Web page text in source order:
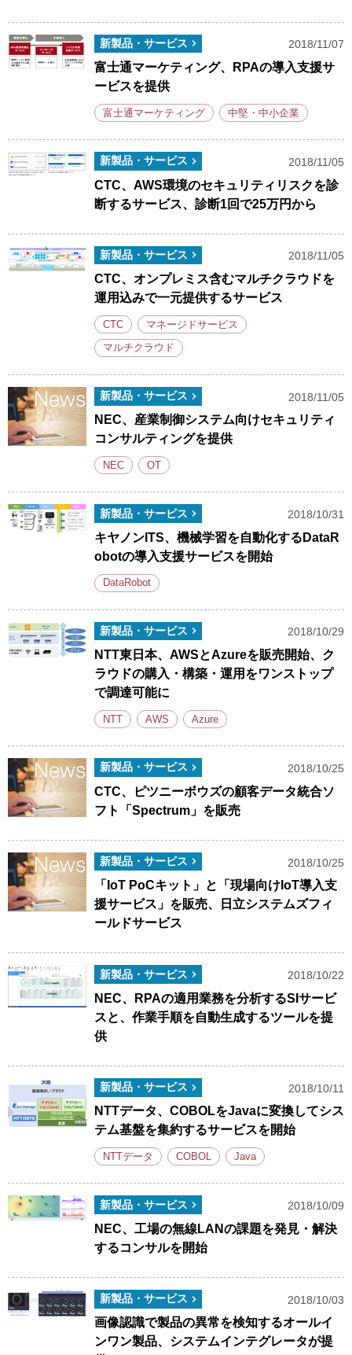
新製品・サービス 2018/11/07
富士通マーケティング、RPAの導入支援サ
ービスを提供
富士通マーケティング 中堅・中小企業
新製品・サービス 2018/11/05
CTC、AWS環境のセキュリティリスクを診
断するサービス、診断1回で25万円から
新製品・サービス 2018/11/05
CTC、オンプレミス含むマルチクラウドを
運用込みで一元提供するサービス
CTC マネージドサービス
マルチクラウド
新製品・サービス 2018/11/05
NEC、産業制御システム向けセキュリティ
コンサルティングを提供
NEC OT
新製品・サービス 2018/10/31
キヤノンITS、機械学習を自動化するDataR
obotの導入支援サービスを開始
DataRobot
新製品・サービス 2018/10/29
NTT東日本、AWSとAzureを販売開始、ク
ラウドの購入・構築・運用をワンストップ
で調達可能に
NTT AWS Azure
新製品・サービス 2018/10/25
CTC、ピツニーボウズの顧客データ統合ソ
フト「Spectrum」を販売
新製品・サービス 2018/10/25
「IoT PoCキット」と「現場向けIoT導入支
援サービス」を販売、日立システムズフィ
ールドサービス
新製品・サービス 2018/10/22
NEC、RPAの適用業務を分析するSIサービ
スと、作業手順を自動生成するツールを提
供
新製品・サービス 2018/10/11
NTTデータ、COBOLをJavaに変換してシス
テム基盤を集約するサービスを開始
NTTデータ COBOL Java
新製品・サービス 2018/10/09
NEC、工場の無線LANの課題を発見・解決
するコンサルを開始
新製品・サービス 2018/10/03
画像認識で製品の異常を検知するオールイ
ンワン製品、システムインテグレータが提